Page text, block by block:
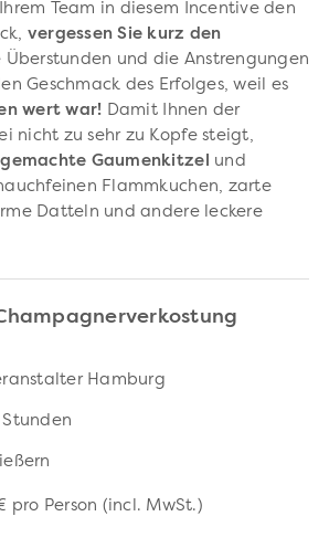
Team in diesem Incentive den
vergessen Sie kurz den
Überstunden und die Anstrengungen
Geschmack des Erfolges, weil es
wert war! Damit Ihnen der
nicht zu sehr zu Kopfe steigt,
Gaumenkitzel und
Flammkuchen, zarte
Datteln und andere leckere
Hamburg
pro Person (incl. MwSt.)